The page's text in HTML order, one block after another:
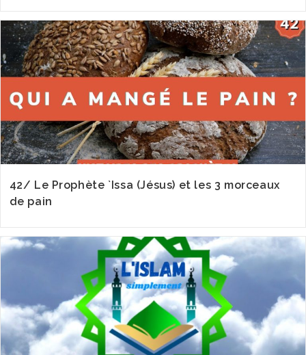
42/ Le Prophète `Issa (Jésus) et les 3 morceaux
de pain